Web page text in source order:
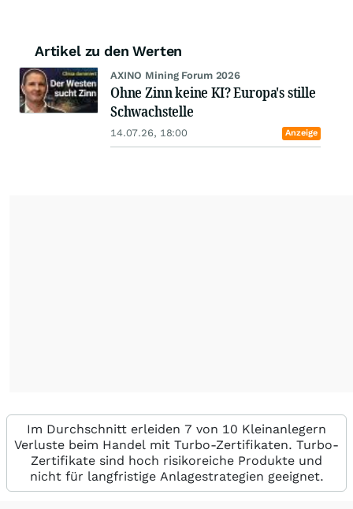
Artikel zu den Werten
AXINO Mining Forum 2026
Ohne Zinn keine KI? Europa's stille
Schwachstelle
14.07.26, 18:00 Anzeige
Im Durchschnitt erleiden 7 von 10 Kleinanlegern
Verluste beim Handel mit Turbo-Zertifikaten. Turbo-
Zertifikate sind hoch risikoreiche Produkte und
nicht für langfristige Anlagestrategien geeignet.